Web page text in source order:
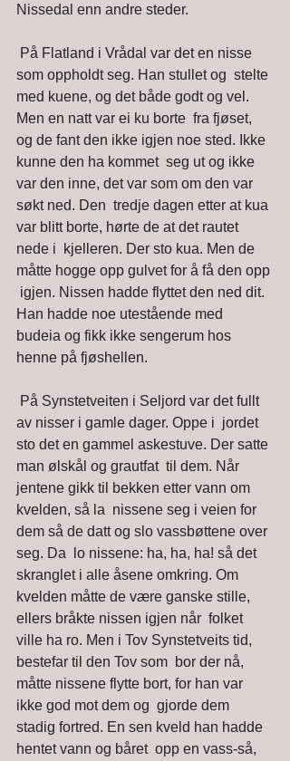
Nissedal enn andre steder.
som oppholdt seg. Han stullet og  stelte
med kuene, og det både godt og vel.
Men en natt var ei ku borte  fra fjøset,
og de fant den ikke igjen noe sted. Ikke
kunne den ha kommet  seg ut og ikke
var den inne, det var som om den var
søkt ned. Den  tredje dagen etter at kua
var blitt borte, hørte de at det rautet
nede i  kjelleren. Der sto kua. Men de
måtte hogge opp gulvet for å få den opp
igjen. Nissen hadde flyttet den ned dit.
Han hadde noe utestående med
budeia og fikk ikke sengerum hos
henne på fjøshellen.
av nisser i gamle dager. Oppe i  jordet
sto det en gammel askestuve. Der satte
man ølskål og grautfat  til dem. Når
jentene gikk til bekken etter vann om
kvelden, så la  nissene seg i veien for
dem så de datt og slo vassbøttene over
seg. Da  lo nissene: ha, ha, ha! så det
skranglet i alle åsene omkring. Om
kvelden måtte de være ganske stille,
ellers bråkte nissen igjen når  folket
ville ha ro. Men i Tov Synstetveits tid,
bestefar til den Tov som  bor der nå,
måtte nissene flytte bort, for han var
ikke god mot dem og  gjorde dem
stadig fortred. En sen kveld han hadde
hentet vann og båret  opp en vass-så,